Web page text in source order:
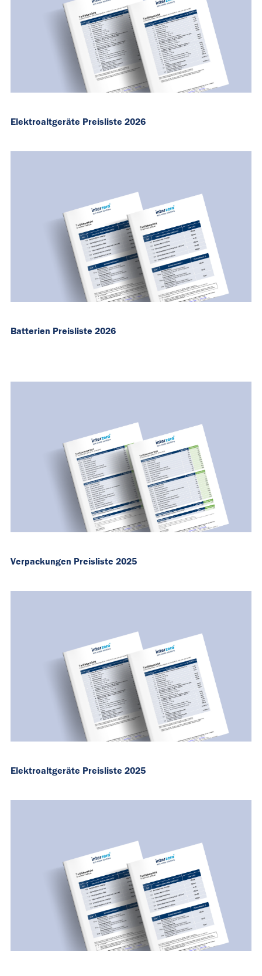
Elektroaltgeräte Preisliste 2026
Batterien Preisliste 2026
Verpackungen Preisliste 2025
Elektroaltgeräte Preisliste 2025